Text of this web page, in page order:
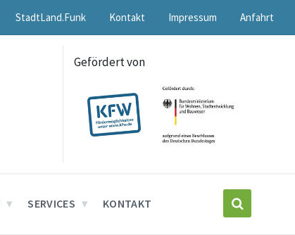
StadtLand.Funk Kontakt Impressum Anfahrt
Gefördert von
SERVICES KONTAKT